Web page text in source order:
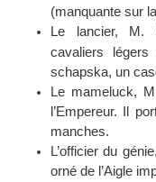
(manquante sur
Le lancier, M.
cavaliers
schapska, un
Le mameluck,
l’Empereur. Il
manches.
L’officier du
orné de l’Aigle